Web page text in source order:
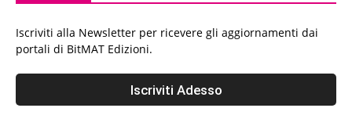
Iscriviti alla Newsletter per ricevere gli aggiornamenti dai
portali di BitMAT Edizioni.